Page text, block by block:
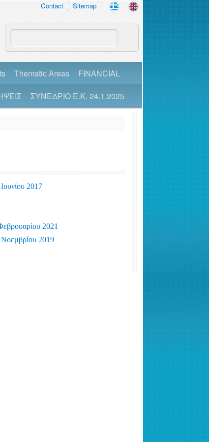
Contact Sitemap
Thematic Areas
FINANCIAL
ΣΥΝΕΔΡΙΟ Ε.Κ. 24.1.2025
2017
2021
2019